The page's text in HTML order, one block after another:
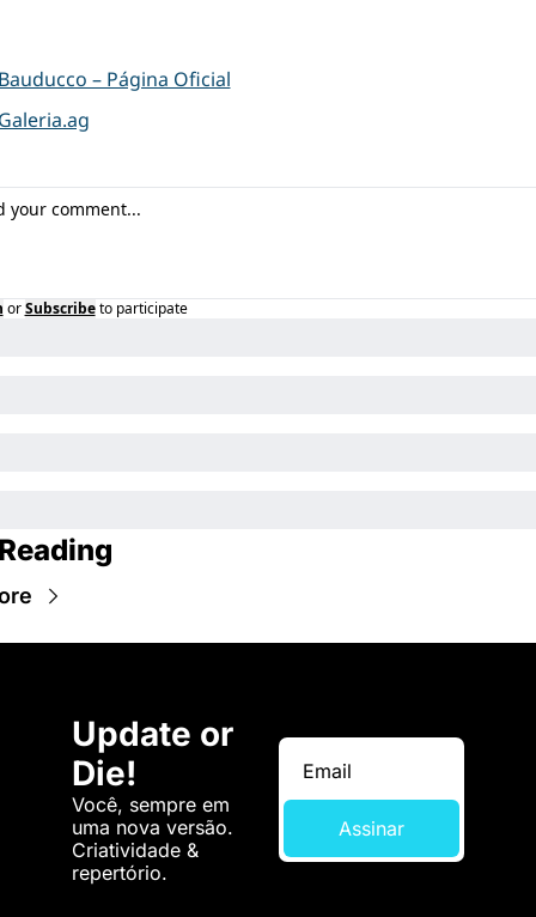
– Página Oficial
or Subscribe to participate
Update or
Die!
Você, sempre em
uma nova versão.
Criatividade &
repertório.
Assinar